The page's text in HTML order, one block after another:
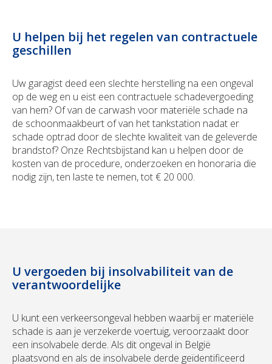
U helpen bij het regelen van contractuele
geschillen
Uw garagist deed een slechte herstelling na een ongeval
op de weg en u eist een contractuele schadevergoeding
van hem? Of van de carwash voor materiële schade na
de schoonmaakbeurt of van het tankstation nadat er
schade optrad door de slechte kwaliteit van de geleverde
brandstof? Onze Rechtsbijstand kan u helpen door de
kosten van de procedure, onderzoeken en honoraria die
nodig zijn, ten laste te nemen, tot € 20 000.
U vergoeden bij insolvabiliteit van de
verantwoordelijke
U kunt een verkeersongeval hebben waarbij er materiële
schade is aan je verzekerde voertuig, veroorzaakt door
een insolvabele derde. Als dit ongeval in België
plaatsvond en als de insolvabele derde geïdentificeerd